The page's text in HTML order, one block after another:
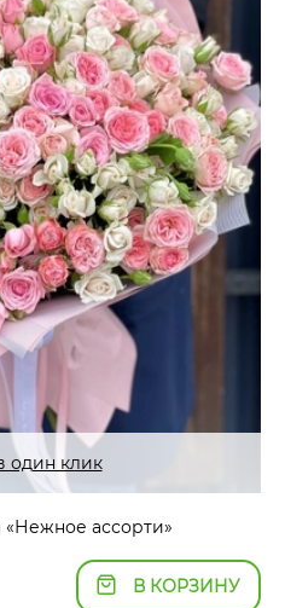
один клик
«Нежное ассорти»
В КОРЗИНУ